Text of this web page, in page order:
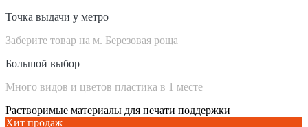
Точка выдачи у метро
Заберите товар на м. Березовая роща
Большой выбор
Много видов и цветов пластика в 1 месте
Растворимые материалы для печати поддержки
Хит продаж